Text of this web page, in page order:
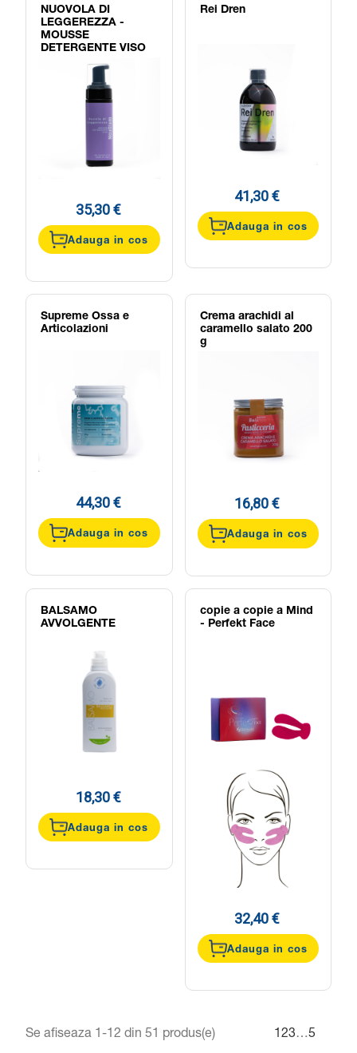
NUOVOLA DI
LEGGEREZZA -
MOUSSE
DETERGENTE VISO
35,30 €
Adauga in cos
Rei Dren
41,30 €
Adauga in cos
Supreme Ossa e
Articolazioni
44,30 €
Adauga in cos
Crema arachidi al
caramello salato 200
g
16,80 €
Adauga in cos
BALSAMO
AVVOLGENTE
18,30 €
Adauga in cos
copie a copie a Mind
- Perfekt Face
32,40 €
Adauga in cos
Se afiseaza 1-12 din 51 produs(e) 123…5